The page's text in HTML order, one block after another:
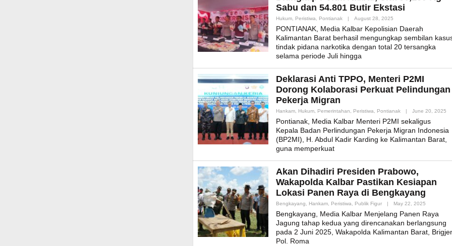
Sabu dan 54.801 Butir Ekstasi
Hukum, Peristiwa, Pontianak | August 28, 2025
PONTIANAK, Media Kalbar Kepolisian Daerah
Kalimantan Barat berhasil mengungkap sembilan
tindak pidana narkotika dengan total 20 tersangka
selama periode Juli hingga
Deklarasi Anti TPPO, Menteri P2MI
Dorong Kolaborasi Perkuat Pelindungan
Pekerja Migran
Hankam, Hukum, Pemerintahan, Peristiwa, Pontianak | June 20, 2025
Pontianak, Media Kalbar Menteri P2MI sekaligus
Kepala Badan Perlindungan Pekerja Migran Indonesia
(BP2MI), H. Abdul Kadir Karding ke Kalimantan Barat,
guna memperkuat
Akan Dihadiri Presiden Prabowo,
Wakapolda Kalbar Pastikan Kesiapan
Lokasi Panen Raya di Bengkayang
Bengkayang, Hankam, Peristiwa, Publik Figur | May 22, 2025
Bengkayang, Media Kalbar Menjelang Panen Raya
Jagung tahap kedua yang direncanakan berlangsung
pada 2 Juni 2025, Wakapolda Kalimantan Barat,
Pol. Roma